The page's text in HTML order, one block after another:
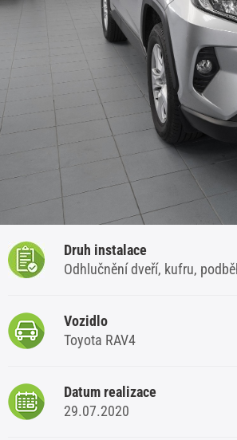
Druh instalace
Odhlučnění dveří, kufru,
Vozidlo
Toyota RAV4
Datum realizace
29.07.2020